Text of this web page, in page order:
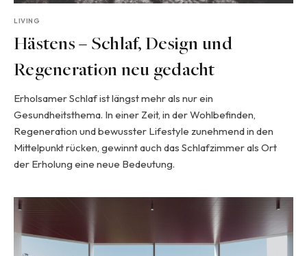
LIVING
Hästens – Schlaf, Design und
Regeneration neu gedacht
Erholsamer Schlaf ist längst mehr als nur ein
Gesundheitsthema. In einer Zeit, in der Wohlbefinden,
Regeneration und bewusster Lifestyle zunehmend in den
Mittelpunkt rücken, gewinnt auch das Schlafzimmer als Ort
der Erholung eine neue Bedeutung.